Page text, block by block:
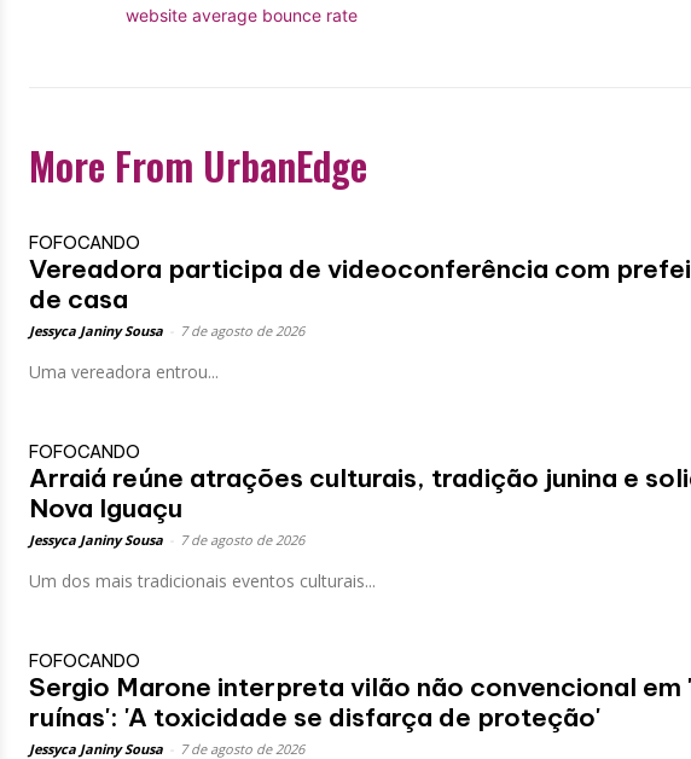
website average bounce rate
More From UrbanEdge
FOFOCANDO
Vereadora participa de videoconferência com
de casa
Jessyca Janiny Sousa 7 de agosto de 2026
Uma vereadora entrou...
FOFOCANDO
Arraiá reúne atrações culturais, tradição junina e
Nova Iguaçu
Jessyca Janiny Sousa 7 de agosto de 2026
Um dos mais tradicionais eventos culturais...
FOFOCANDO
Sergio Marone interpreta vilão não convencional em
ruínas': 'A toxicidade se disfarça de proteção'
Jessyca Janiny Sousa 7 de agosto de 2026